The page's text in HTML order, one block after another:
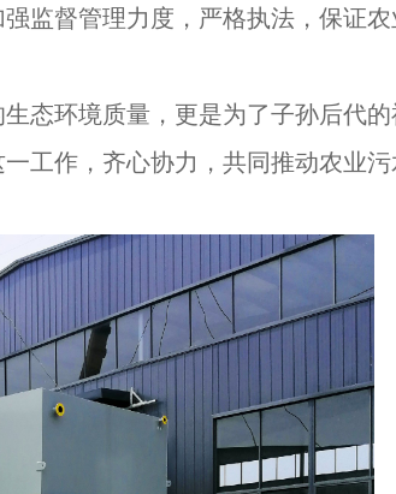
监督管理力度，严格执法，保证
态环境质量，更是为了子孙后代
工作，齐心协力，共同推动农业